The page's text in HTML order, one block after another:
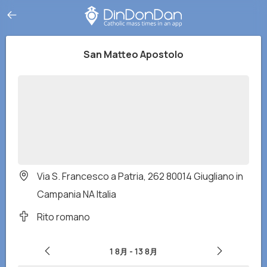
San Matteo Apostolo
Via S. Francesco a Patria, 262 80014 Giugliano in
Campania NA Italia
Rito romano
1 8月 - 13 8月